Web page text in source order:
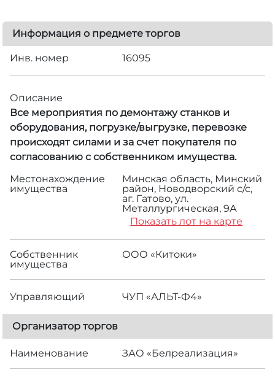
Информация о предмете торгов
Инв. номер 16095
Описание
Все мероприятия по демонтажу станков и
оборудования, погрузке/выгрузке, перевозке
происходят силами и за счет покупателя по
согласованию с собственником имущества.
Местонахождение
имущества
Минская область, Минский
район, Новодворский с/с,
аг. Гатово, ул.
Металлургическая, 9А
Показать лот на карте
Собственник
имущества
ООО «Китоки»
Управляющий ЧУП «АЛЬТ-Ф4»
Организатор торгов
Наименование ЗАО «Белреализация»